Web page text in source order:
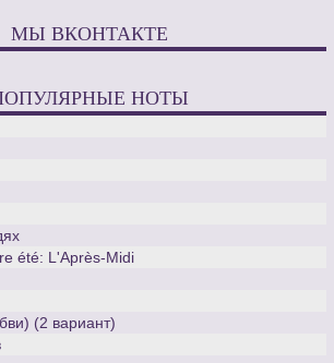
МЫ ВКОНТАКТЕ
НОТЫ
été: L'Après-Midi
(2 вариант)